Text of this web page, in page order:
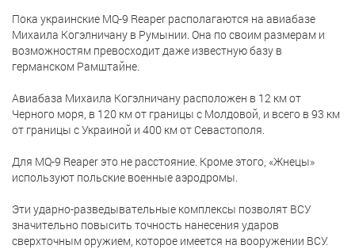
Пока украинские MQ-9 Reaper располагаются на авиабазе
Михаила Когэлничану в Румынии. Она по своим размерам и
возможностям превосходит даже известную базу в
германском Рамштайне.
Авиабаза Михаила Когэлничану расположен в 12 км от
Черного моря, в 120 км от границы с Молдовой, и всего в 93 км
от границы с Украиной и 400 км от Севастополя.
Для MQ-9 Reaper это не расстояние. Кроме этого, «Жнецы»
используют польские военные аэродромы.
Эти ударно-разведывательные комплексы позволят ВСУ
значительно повысить точность нанесения ударов
сверхточным оружием, которое имеется на вооружении ВСУ.